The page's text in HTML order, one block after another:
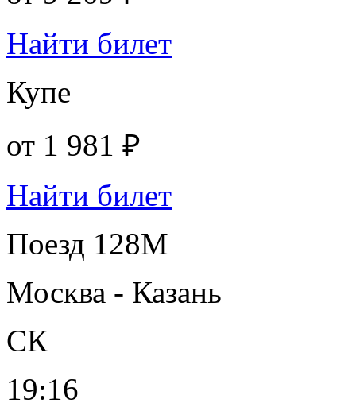
Найти билет
Купе
от 1 981 ₽
Найти билет
Поезд 128М
Москва - Казань
СК
19:16